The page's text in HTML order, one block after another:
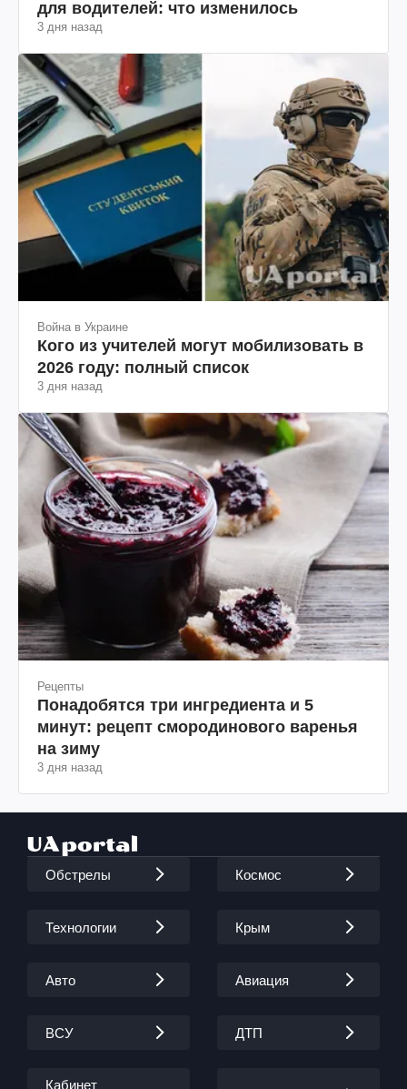
для водителей: что изменилось
3 дня назад
Война в Украине
Кого из учителей могут мобилизовать в
2026 году: полный список
3 дня назад
Рецепты
Понадобятся три ингредиента и 5
минут: рецепт смородинового варенья
на зиму
3 дня назад
Обстрелы Космос
Технологии Крым
Авто Авиация
ВСУ ДТП
Кабинет